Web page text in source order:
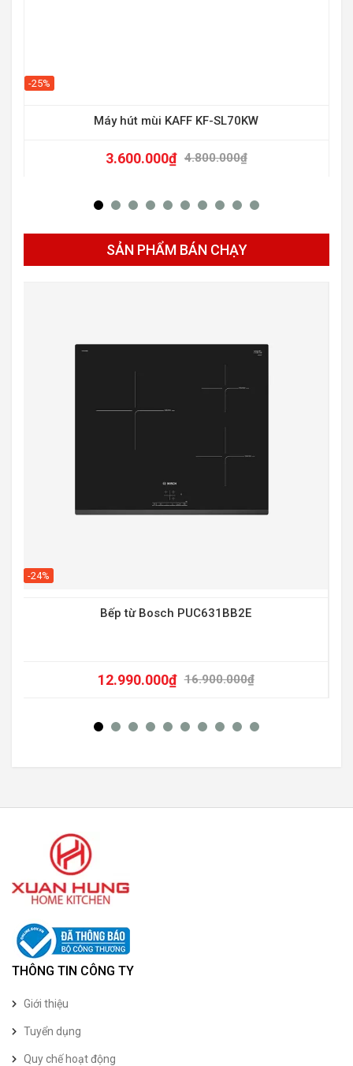
-25%
Máy hút mùi KAFF KF-SL70KW
4.800.000₫
3.600.000₫
SẢN PHẨM BÁN CHẠY
-24%
Bếp từ Bosch PUC631BB2E
16.900.000₫
12.990.000₫
THÔNG TIN CÔNG TY
Giới thiệu
Tuyển dụng
Quy chế hoạt động